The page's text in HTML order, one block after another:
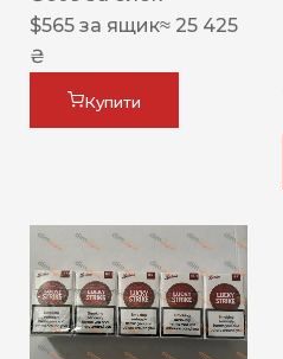
$565 за ящик≈ 25 425
₴
Купити